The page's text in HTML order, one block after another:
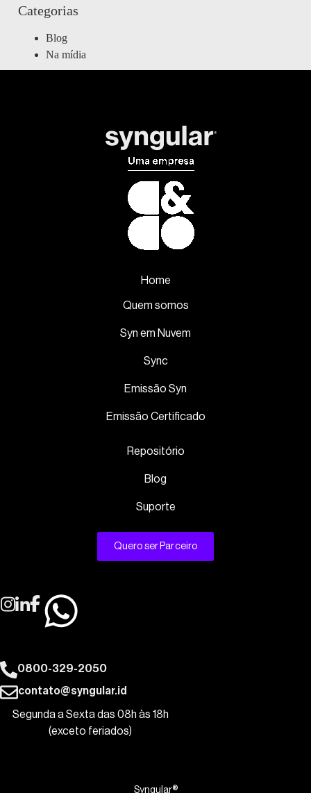
Categorias
Blog
Na mídia
Home
Quem somos
Syn em Nuvem
Sync
Emissão Syn
Emissão Certificado
Repositório
Blog
Suporte
Quero ser Parceiro
0800-329-2050
contato@syngular.id
Segunda a Sexta das 08h às 18h
(exceto feriados)
Syngular®